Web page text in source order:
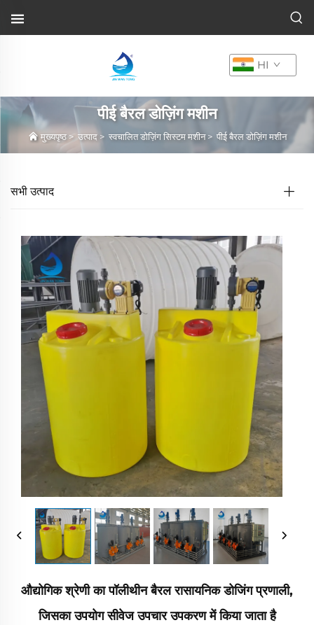
HI
पीई बैरल डोज़िंग मशीन
मुख्यपृष्ठ> उत्पाद> स्वचालित डोज़िंग सिस्टम मशीन> पीई बैरल डोज़िंग मशीन
सभी उत्पाद
औद्योगिक श्रेणी का पॉलीथीन बैरल रासायनिक डोजिंग प्रणाली,
जिसका उपयोग सीवेज उपचार उपकरण में किया जाता है